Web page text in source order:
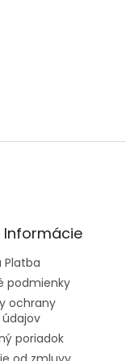
Informácie
Platba
podmienky
ochrany
poriadok